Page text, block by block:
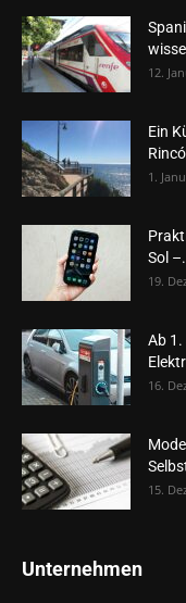
12.
Ein
1.
Sol
19.
Ab
16.
15.
Unternehmen